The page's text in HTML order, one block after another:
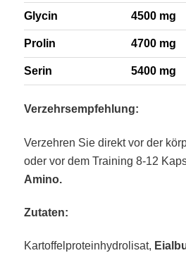
Glycin 4500 mg
Prolin 4700 mg
Serin 5400 mg
Verzehrsempfehlung:
Verzehren Sie direkt vor der
oder vor dem Training 8-12
Amino.
Zutaten:
Kartoffelproteinhydrolisat,